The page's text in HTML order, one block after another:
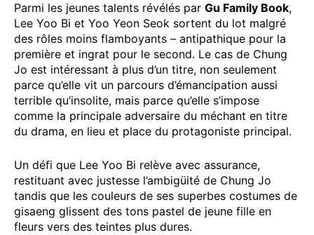
Parmi les jeunes talents révélés par Gu Family Book,
Lee Yoo Bi et Yoo Yeon Seok sortent du lot malgré
des rôles moins flamboyants – antipathique pour la
première et ingrat pour le second. Le cas de Chung
Jo est intéressant à plus d’un titre, non seulement
parce qu’elle vit un parcours d’émancipation aussi
terrible qu’insolite, mais parce qu’elle s’impose
comme la principale adversaire du méchant en titre
du drama, en lieu et place du protagoniste principal.
Un défi que Lee Yoo Bi relève avec assurance,
restituant avec justesse l’ambigüité de Chung Jo
tandis que les couleurs de ses superbes costumes de
gisaeng glissent des tons pastel de jeune fille en
fleurs vers des teintes plus dures.